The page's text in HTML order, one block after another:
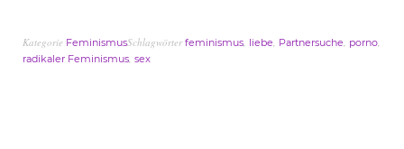
Kategorie FeminismusSchlagwörterfeminismus, liebe, Partnersuche, porno,
radikaler Feminismus, sex